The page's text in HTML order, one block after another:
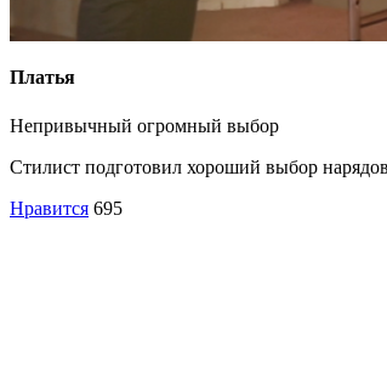
Платья
Непривычный огромный выбор
Стилист подготовил хороший выбор
Нравится 695